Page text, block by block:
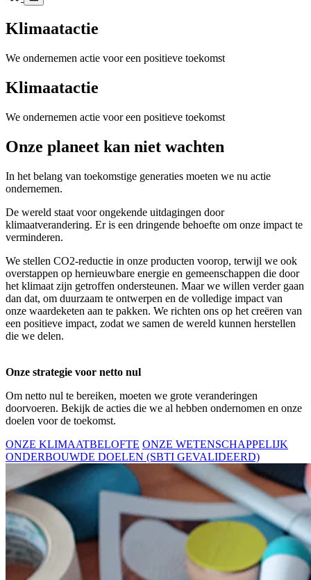
Klimaatactie
We ondernemen actie voor een positieve toekomst
Klimaatactie
We ondernemen actie voor een positieve toekomst
Onze planeet kan niet wachten
In het belang van toekomstige generaties moeten we nu actie
ondernemen.
De wereld staat voor ongekende uitdagingen door
klimaatverandering. Er is een dringende behoefte om onze impact te
verminderen.
We stellen CO2-reductie in onze producten voorop, terwijl we ook
overstappen op hernieuwbare energie en gemeenschappen die door
het klimaat zijn getroffen ondersteunen. Maar we willen verder gaan
dan dat, om duurzaam te ontwerpen en de volledige impact van
onze waardeketen aan te pakken. We richten ons op het creëren van
een positieve impact, zodat we samen de wereld kunnen herstellen
die we delen.
Onze strategie voor netto nul
Om netto nul te bereiken, moeten we grote veranderingen
doorvoeren. Bekijk de acties die we al hebben ondernomen en onze
doelen voor de toekomst.
ONZE KLIMAATBELOFTE ONZE WETENSCHAPPELIJK
ONDERBOUWDE DOELEN (SBTI GEVALIDEERD)